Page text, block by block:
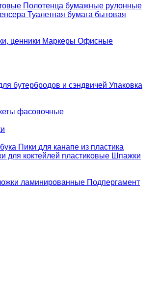
Полотенца бумажные рулонные
Туалетная бумага бытовая
ценники Маркеры Офисные
бутербродов и сэндвичей Упаковка
фасовочные
Пики для канапе из пластика
для коктейлей пластиковые Шпажки
ламинированные Подпергамент